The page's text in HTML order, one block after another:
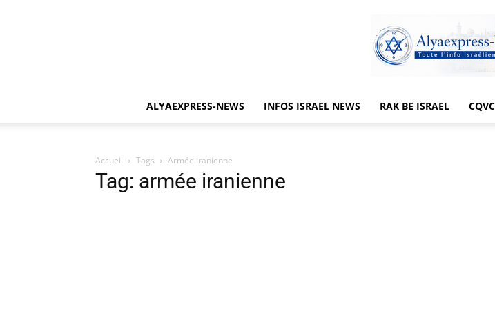
ALYAEXPRESS-NEWS INFOS ISRAEL NEWS RAK BE ISRAEL CQVC
Accueil Tags Armée iranienne
Tag: armée iranienne